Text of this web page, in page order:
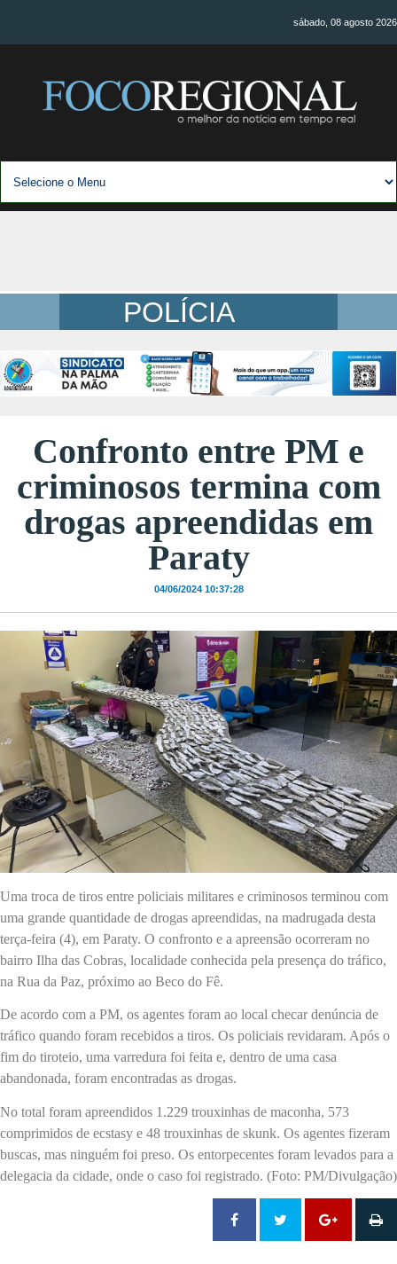
sábado, 08 agosto 2026
POLÍCIA
Confronto entre PM e
criminosos termina com
drogas apreendidas em
Paraty
04/06/2024 10:37:28
Uma troca de tiros entre policiais militares e criminosos terminou com
uma grande quantidade de drogas apreendidas, na madrugada desta
terça-feira (4), em Paraty. O confronto e a apreensão ocorreram no
bairro Ilha das Cobras, localidade conhecida pela presença do tráfico,
na Rua da Paz, próximo ao Beco do Fê.
De acordo com a PM, os agentes foram ao local checar denúncia de
tráfico quando foram recebidos a tiros. Os policiais revidaram. Após o
fim do tiroteio, uma varredura foi feita e, dentro de uma casa
abandonada, foram encontradas as drogas.
No total foram apreendidos 1.229 trouxinhas de maconha, 573
comprimidos de ecstasy e 48 trouxinhas de skunk. Os agentes fizeram
buscas, mas ninguém foi preso. Os entorpecentes foram levados para a
delegacia da cidade, onde o caso foi registrado. (Foto: PM/Divulgação)